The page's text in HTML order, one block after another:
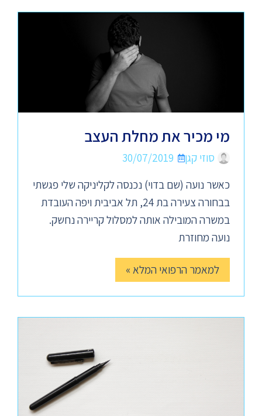
מי מכיר את מחלת העצב
סוזי קגן
30/07/2019
כאשר נועה (שם בדוי) נכנסה לקליניקה שלי פגשתי
בבחורה צעירה בת 24, תל אביבית ויפה העובדת
במשרה המובילה אותה למסלול קריירה נחשק.
נועה מחוזרת
למאמר הרפואי המלא »